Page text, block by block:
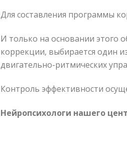
Для составления программы
И только на основании этого
коррекции, выбирается один
двигательно-ритмических
Контроль эффективности
Нейропсихологи нашего